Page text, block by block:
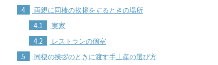
4 両親に同棲の挨拶をするときの場所
4.1 実家
4.2 レストランの個室
5 同棲の挨拶のときに渡す手土産の選び方